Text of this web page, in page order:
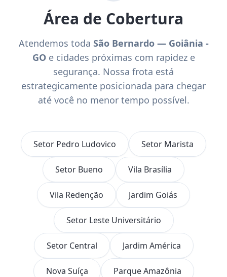
Área de Cobertura
Atendemos toda São Bernardo — Goiânia -
GOe cidades próximas com rapidez e
segurança. Nossa frota está
estrategicamente posicionada para chegar
até você no menor tempo possível.
Setor Pedro Ludovico Setor Marista
Setor Bueno Vila Brasília
Vila Redenção Jardim Goiás
Setor Leste Universitário
Setor Central Jardim América
Nova Suíça Parque Amazônia